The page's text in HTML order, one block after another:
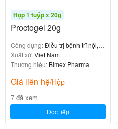
Mytro-5 5ml được chỉ định
Kiểm soát sự tiến
em và người lớn
Kiểm tra và đánh giá
Giảm mỏi mắtdo điều
Hộp 1 tuýp x 20g
Proctogel 20g
Công dụng:Điều trị bệnh trĩ nội, trĩ
ngoại
Xuất xứ:Việt Nam
Thương hiệu: Bimex Pharma
Giá liên hệ/Hộp
7 đã xem
Đọc tiếp